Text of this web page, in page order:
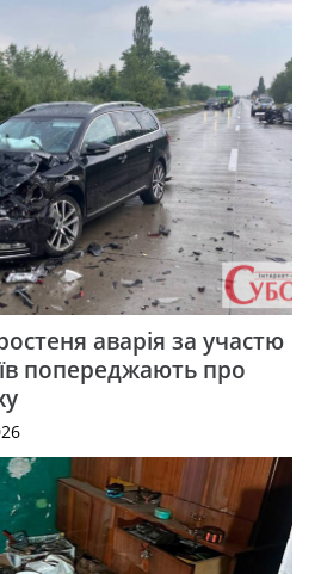
аварія за участю
попереджають про